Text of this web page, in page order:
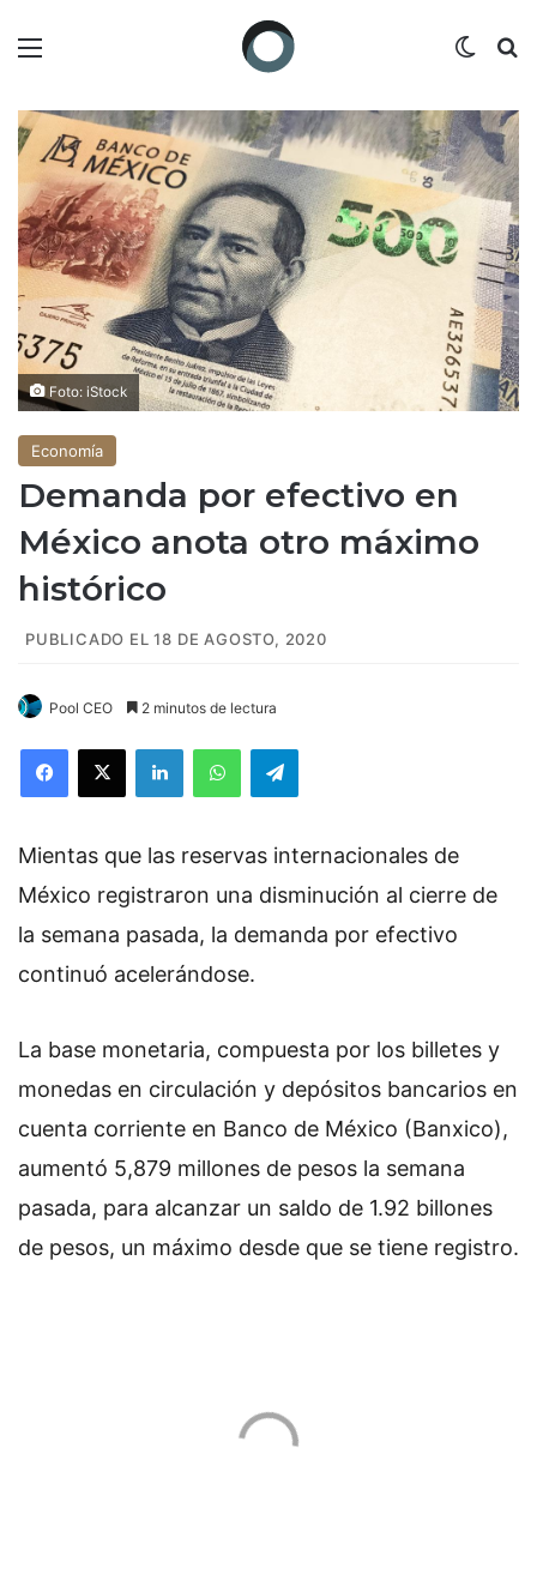
Foto: iStock
Economía
Demanda por efectivo en
México anota otro máximo
histórico
PUBLICADO EL 18 DE AGOSTO, 2020
Pool CEO 2 minutos de lectura
Mientas que las reservas internacionales de
México registraron una disminución al cierre de
la semana pasada, la demanda por efectivo
continuó acelerándose.
La base monetaria, compuesta por los billetes y
monedas en circulación y depósitos bancarios en
cuenta corriente en Banco de México (Banxico),
aumentó 5,879 millones de pesos la semana
pasada, para alcanzar un saldo de 1.92 billones
de pesos, un máximo desde que se tiene registro.